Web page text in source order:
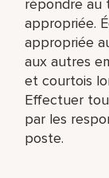
répondre au
appropriée.
appropriée
aux autres
et courtois
Effectuer
par les
poste.